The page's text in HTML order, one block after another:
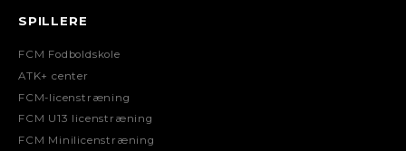
SPILLERE
FCM Fodboldskole
ATK+ center
FCM-licenstræning
FCM U13 licenstræning
FCM Minilicenstræning